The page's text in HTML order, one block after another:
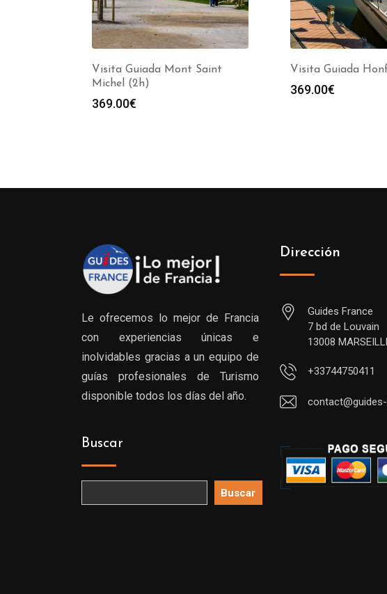
Visita Guiada Mont Saint
Michel (2h)
369.00€
Visita Guiada
369.00€
Le ofrecemos lo mejor de Francia
con experiencias únicas e
inolvidables gracias a un equipo de
guías profesionales de Turismo
disponible todos los días del año.
Buscar
Buscar
Dirección
Guides France
7 bd de Louvain
13008
+33744750411